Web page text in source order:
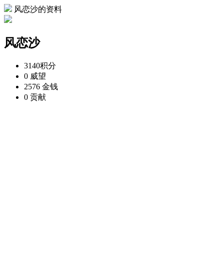
风恋沙的资料
风恋沙
3140积分
0 威望
2576 金钱
0 贡献